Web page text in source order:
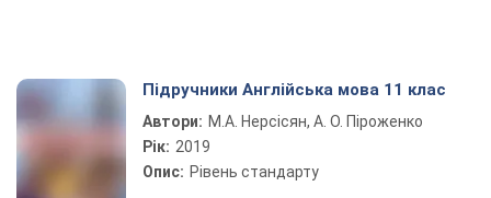
Підручники Англійська мова 11 клас
Автори: М.А. Нерсісян, А. О. Піроженко
Рік: 2019
Опис: Рівень стандарту